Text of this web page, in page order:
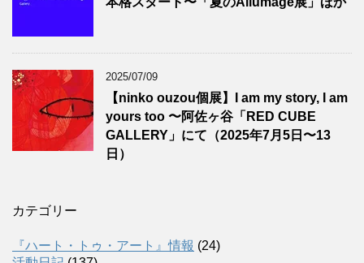
2025/07/09
【ninko ouzou個展】I am my story, I am
yours too 〜阿佐ヶ谷「RED CUBE
GALLERY」にて（2025年7月5日〜13
日）
カテゴリー
『ハート・トゥ・アート』情報 (24)